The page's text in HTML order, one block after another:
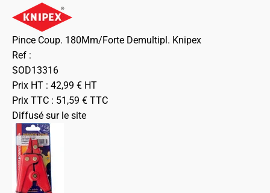
Pince Coup. 180Mm/Forte Demultipl. Knipex
Ref :
SOD13316
Prix HT : 42,99 € HT
Prix TTC : 51,59 € TTC
Diffusé sur le site